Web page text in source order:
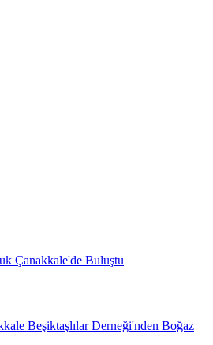
Çanakkale'de Buluştu
Beşiktaşlılar Derneği'nden Boğaz